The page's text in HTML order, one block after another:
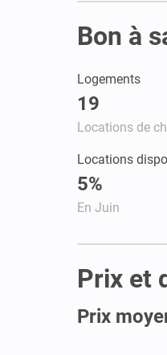
Bon à
Logements
19
Locations de
Locations
5%
En Juin
Prix et
Prix